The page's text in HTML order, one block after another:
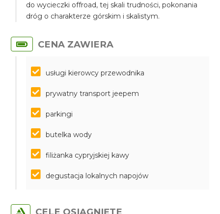
do wycieczki offroad, tej skali trudności, pokonania
dróg o charakterze górskim i skalistym.
CENA ZAWIERA
usługi kierowcy przewodnika
prywatny transport jeepem
parkingi
butelka wody
filiżanka cypryjskiej kawy
degustacja lokalnych napojów